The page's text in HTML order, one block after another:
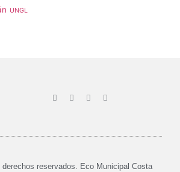
UNGL
reservados. Eco Municipal Costa